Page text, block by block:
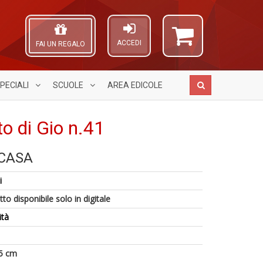
ACCEDI
FAI UN REGALO
SCUOLE AREA EDICOLE
di Gio n.41
disponibile solo in digitale
cm